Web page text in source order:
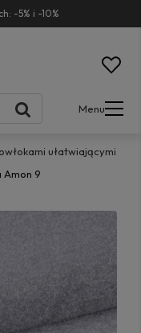
-5% i -10%
Menu
ułatwiającymi
Amon 9